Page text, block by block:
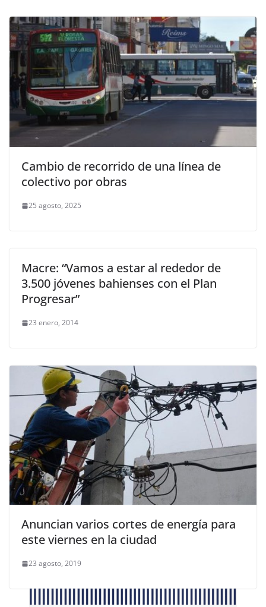
Cambio de recorrido de una línea de
colectivo por obras
25 agosto, 2025
Macre: “Vamos a estar al rededor de
3.500 jóvenes bahienses con el Plan
Progresar”
23 enero, 2014
Anuncian varios cortes de energía para
este viernes en la ciudad
23 agosto, 2019